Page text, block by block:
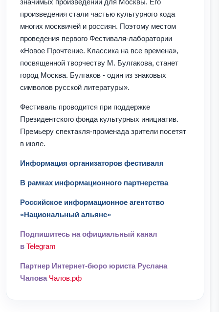
произведения стали частью культурного кода
многих москвичей и россиян. Поэтому местом
проведения первого Фестиваля-лаборатории
«Новое Прочтение. Классика на все времена»,
посвященной творчеству М. Булгакова, станет
город Москва. Булгаков - один из знаковых
символов русской литературы».
Фестиваль проводится при поддержке
Президентского фонда культурных инициатив.
Премьеру спектакля-променада зрители посетят
в июле.
Информация организаторов фестиваля
В рамках информационного партнерства
Российское информационное агентство
«Национальный альянс»
Подпишитесь на официальный канал
в Telegram
Партнер Интернет-бюро юриста Руслана
Чалова Чалов.рф